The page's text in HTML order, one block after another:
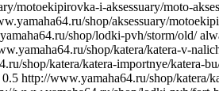
motoekipirovka-i-aksessuary/moto-
shop/aksessuary/
shop/lodki-pvh/storm/old/
shop/katera/katera-v-
shop/katera/katera-importnye/katera-
0.5 http://www.yamaha64.ru/shop/katera/